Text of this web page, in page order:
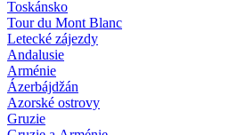
Toskánsko
Tour du Mont Blanc
Letecké zájezdy
Andalusie
Arménie
Ázerbájdžán
Azorské ostrovy
Gruzie